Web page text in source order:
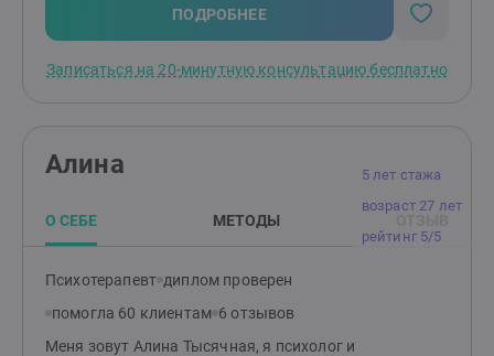
знакомства со мной.ПОДРОБНЕЕ
Записаться на 20-минутную консультацию бесплатно
5 лет стажа
возраст 27 лет
рейтинг 5/5
Алина
О СЕБЕ МЕТОДЫ
Психотерапевт диплом проверен
помогла 60 клиентам 6 отзывов
Меня зовут Алина Тысячная, я психолог и